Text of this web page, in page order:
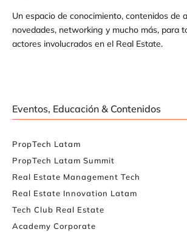
Un espacio de conocimiento, contenidos de
novedades, networking y mucho más, para
actores involucrados en el Real Estate.
Eventos, Educación & Contenidos
PropTech Latam
PropTech Latam Summit
Real Estate Management Tech
Real Estate Innovation Latam
Tech Club Real Estate
Academy Corporate